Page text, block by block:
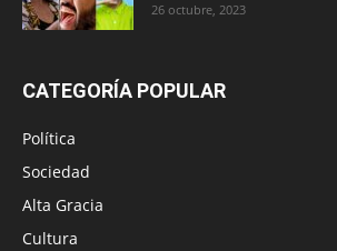
26 octubre, 2023
CATEGORÍA POPULAR
Política
Sociedad
Alta Gracia
Cultura